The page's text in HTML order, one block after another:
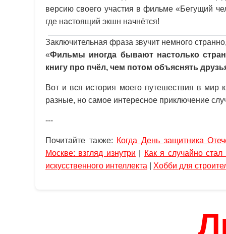
версию своего участия в фильме «Бегущий
где настоящий экшн начнётся!
Заключительная фраза звучит немного
«Фильмы иногда бывают настолько
книгу про пчёл, чем потом объяснять
Вот и вся история моего путешествия в
разные, но самое интересное приключение
---
Почитайте также: Когда День защитника
Москве: взгляд изнутри
Как я случайно
искусственного интеллекта
Хобби для